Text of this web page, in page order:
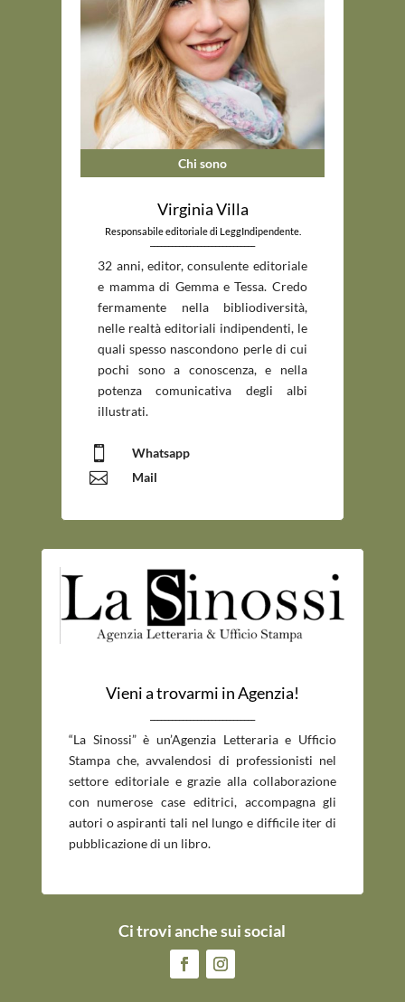
Chi sono
Virginia Villa
Responsabile editoriale di LeggIndipendente.
32 anni, editor, consulente editoriale
e mamma di Gemma e Tessa. Credo
fermamente nella bibliodiversità,
nelle realtà editoriali indipendenti, le
quali spesso nascondono perle di cui
pochi sono a conoscenza, e nella
potenza comunicativa degli albi
illustrati.
 Whatsapp
 Mail
Vieni a trovarmi in Agenzia!
“La Sinossi” è un’Agenzia Letteraria e Ufficio
Stampa che, avvalendosi di professionisti nel
settore editoriale e grazie alla collaborazione
con numerose case editrici, accompagna gli
autori o aspiranti tali nel lungo e difficile iter di
pubblicazione di un libro.
Ci trovi anche sui social